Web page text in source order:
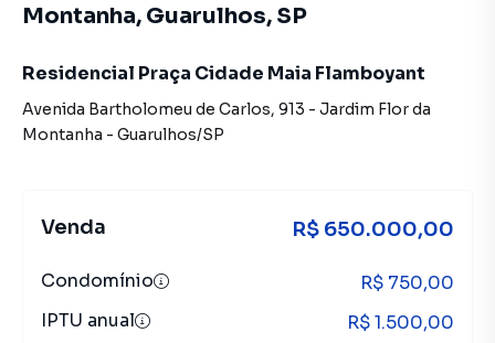
Montanha, Guarulhos, SP
Residencial Praça Cidade Maia Flamboyant
Avenida Bartholomeu de Carlos, 913 - Jardim Flor da
Montanha - Guarulhos/SP
Venda R$ 650.000,00
Condomínio
R$ 750,00
IPTU anual
R$ 1.500,00